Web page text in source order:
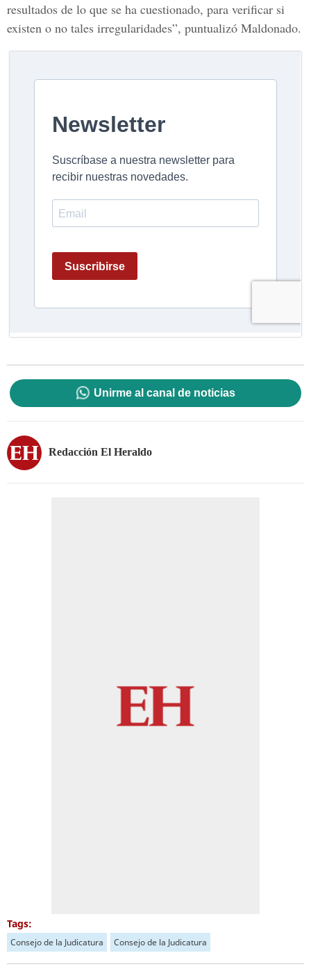
resultados de lo que se ha cuestionado, para verificar si
existen o no tales irregularidades”, puntualizó Maldonado.
Unirme al canal de noticias
Redacción El Heraldo
Tags:
Consejo de la Judicatura Consejo de la Judicatura